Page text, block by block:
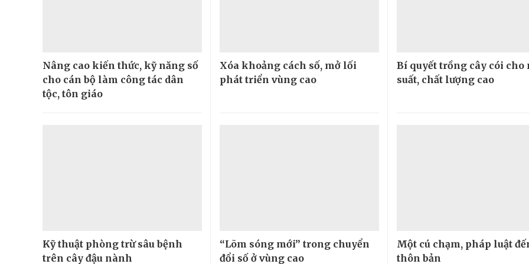
Nâng cao kiến thức, kỹ năng số
cho cán bộ làm công tác dân
tộc, tôn giáo
Xóa khoảng cách số, mở lối
phát triển vùng cao
Bí quyết trồng cây cói cho
suất, chất lượng cao
Kỹ thuật phòng trừ sâu bệnh
trên cây đậu nành
“Lõm sóng mới” trong chuyển
đổi số ở vùng cao
Một cú chạm, pháp luật
thôn bản